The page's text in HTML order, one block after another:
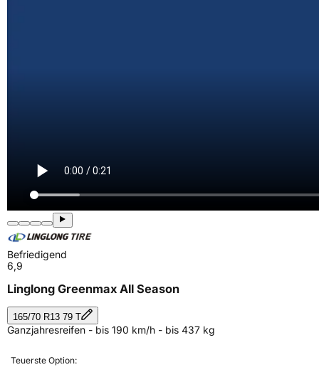
Befriedigend
6,9
Linglong Greenmax All Season
165/70 R13 79 T
Ganzjahresreifen - bis 190 km/h - bis 437 kg
Teuerste Option: